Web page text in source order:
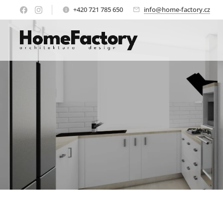
+420 721 785 650 info@home-factory.cz